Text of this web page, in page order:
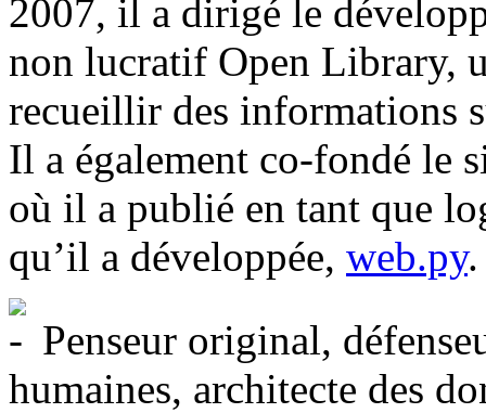
2007, il a dirigé le
non lucratif Open Library,
recueillir des informations
Il a également co-fondé le
où il a publié en tant que
qu’il a développée, web.py.
Penseur original,
humaines, architecte des